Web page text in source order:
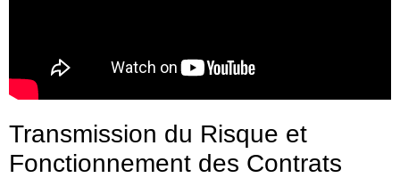
Transmission du Risque et
Fonctionnement des Contrats